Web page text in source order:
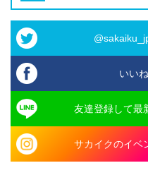
いいね
友達登録して最
サカイクのイベ